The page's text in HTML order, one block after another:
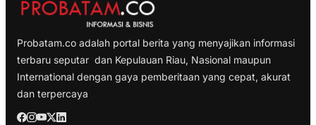
Probatam.co adalah portal berita yang menyajikan informasi
terbaru seputar dan Kepulauan Riau, Nasional maupun
International dengan gaya pemberitaan yang cepat, akurat
dan terpercaya